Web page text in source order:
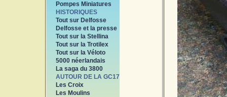
Pompes Miniatures
HISTORIQUES
Tout sur Delfosse
Delfosse et la presse
Tout sur la Stellina
Tout sur la Trotilex
Tout sur la Véloto
5000 néerlandais
La saga du 3800
AUTOUR DE LA GC17
Les Croix
Les Moulins